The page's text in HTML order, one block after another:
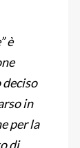
è
deciso
in
per la
di